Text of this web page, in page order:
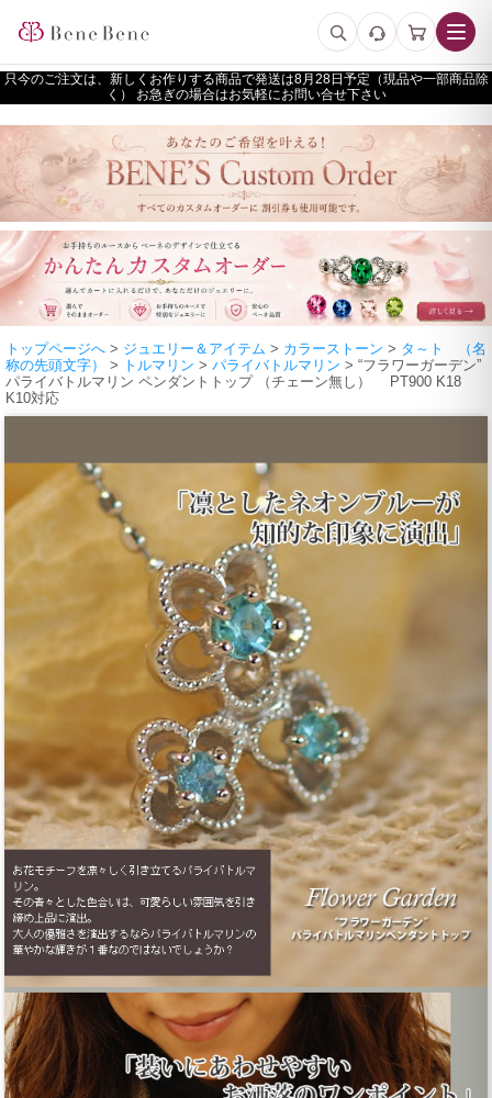
只今のご注文は、新しくお作りする商品で発送は
予定（現品や一部商品除
く） お急ぎの場合はお気軽にお問い合せ下さい
トップページへ > ジュエリー＆アイテム > カラーストーン > タ～ト （名
称の先頭文字）
> トルマリン > パライバトルマリン > “フラワーガーデン”
パライバトルマリン ペンダントトップ （チェーン無し） PT900 K18
K10対応